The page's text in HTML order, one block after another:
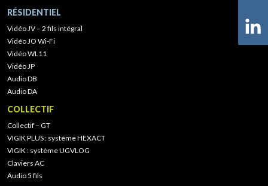
RÉSIDENTIEL
Vidéo JV – 2 fils intégral
Vidéo JO Wi-Fi
Vidéo WL11
Vidéo JP
Audio DB
Audio DA
COLLECTIF
Collectif – GT
VIGIK PLUS : système HEXACT
VIGIK : système UGVLOG
Claviers AC
Audio 5 fils